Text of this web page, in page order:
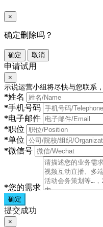
×
确定删除吗？
确定 取消
申请试用
×
示说运营小组将尽快与您联系
*姓名
*手机号码
*电子邮件
*职位
*单位
*微信号
*您的需求
确定
提交成功
×